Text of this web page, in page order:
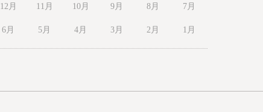
12月 11月 10月 9月 8月 7月
6月 5月 4月 3月 2月 1月